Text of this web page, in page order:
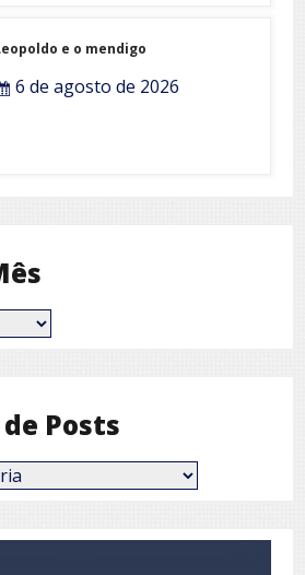
e o mendigo
6 de agosto de 2026
Posts